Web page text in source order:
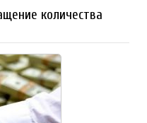
количества